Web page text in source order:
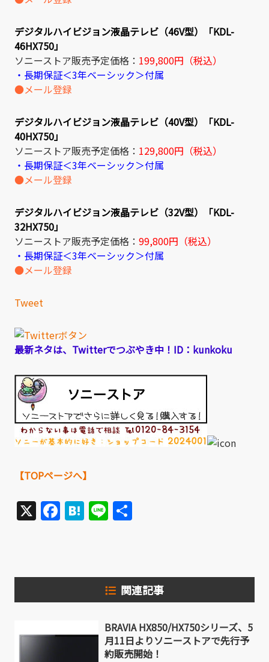
デジタルハイビジョン液晶テレビ（46V型）「KDL-
46HX750」
ソニーストア販売予定価格： 199,800円（税込）
・長期保証＜3年ベーシック＞付属
●メール登録
デジタルハイビジョン液晶テレビ（40V型）「KDL-
40HX750」
ソニーストア販売予定価格： 129,800円（税込）
・長期保証＜3年ベーシック＞付属
●メール登録
デジタルハイビジョン液晶テレビ（32V型）「KDL-
32HX750」
ソニーストア販売予定価格： 99,800円（税込）
・長期保証＜3年ベーシック＞付属
●メール登録
Tweet
最新ネタは、Twitterでつぶやき中！ID：kunkoku
【TOPページへ】
X Facebook
Hatena
Line
関連記事
BRAVIA HX850/HX750シリーズ、5
月11日よりソニーストアで先行予
約販売開始！